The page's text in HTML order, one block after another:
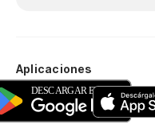
Aplicaciones